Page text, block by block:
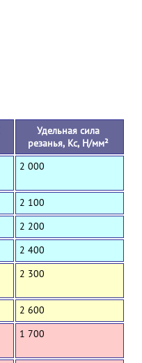
Удельная сила
резанья, Кс, Н/мм²
2 000
2 100
2 200
2 400
2 300
2 600
1 700